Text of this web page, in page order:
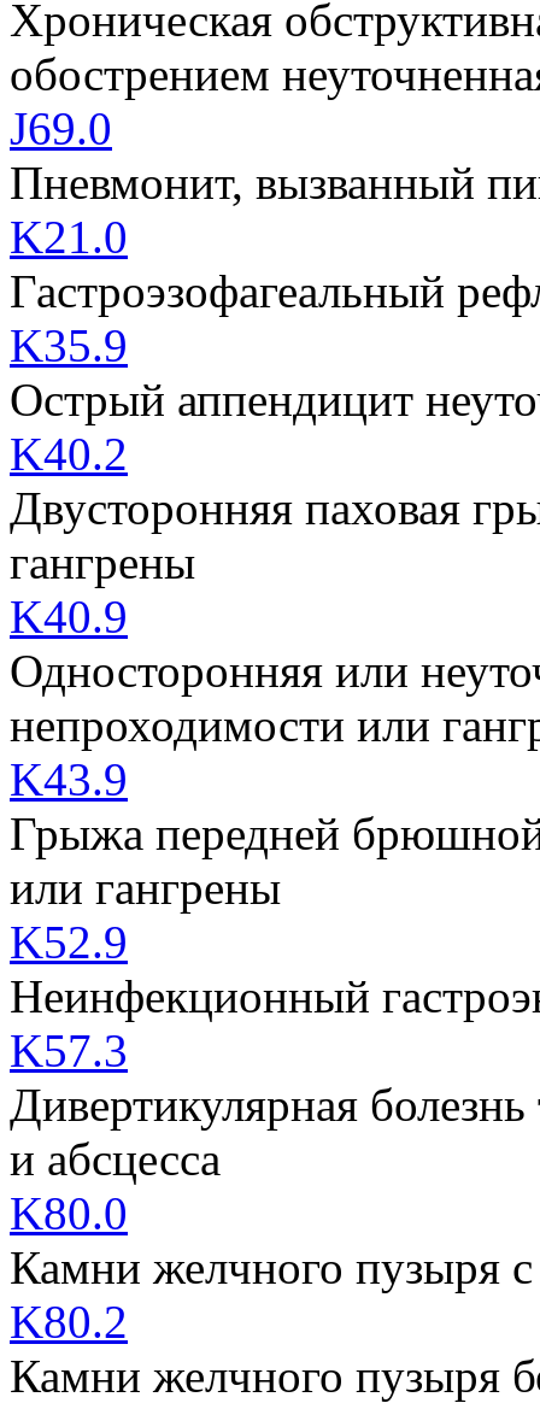
Хроническая
обострением
J69.0
Пневмонит, вызванный
K21.0
Гастроэзофагеальный
K35.9
Острый аппендицит
K40.2
Двусторонняя паховая
гангрены
K40.9
Односторонняя или
непроходимости или
K43.9
Грыжа передней
или гангрены
K52.9
Неинфекционный
K57.3
Дивертикулярная
и абсцесса
K80.0
Камни желчного пузыря
K80.2
Камни желчного пузыря